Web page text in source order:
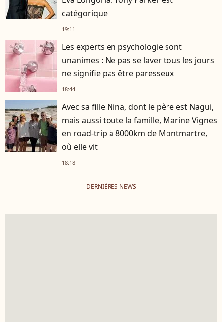
catégorique
19:11
Les experts en psychologie sont
unanimes : Ne pas se laver tous les jours
ne signifie pas être paresseux
18:44
Avec sa fille Nina, dont le père est Nagui,
mais aussi toute la famille, Marine Vignes
en road-trip à 8000km de Montmartre,
où elle vit
18:18
DERNIÈRES NEWS